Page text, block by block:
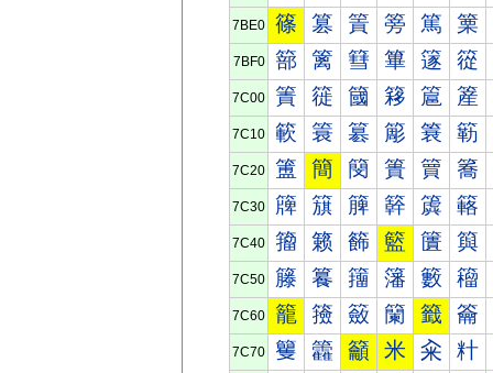
7BE0 篠 篡 篢 篣 篤 篥
7BF0 篰 篱 篲 篳 篴 篵
7C00 簀 簁 簂 簃 簄 簅
7C10 簐 簑 簒 簓 簔 簕
7C20 簠 簡 簢 簣 簤 簥
7C30 簰 簱 簲 簳 簴 簵
7C40 籀 籁 籂 籃 籄 籅
7C50 籐 籑 籒 籓 籔 籕
7C60 籠 籡 籢 籣 籤 籥
7C70 籰 籱 籲 米 籴 籵